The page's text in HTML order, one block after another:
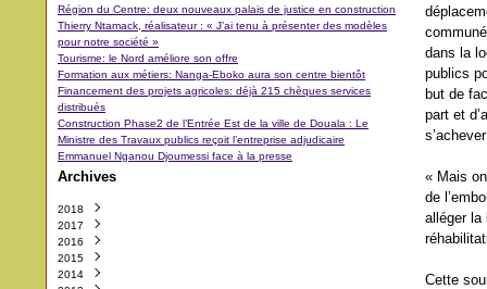
Région du Centre: deux nouveaux palais de justice en construction
Thierry Ntamack, réalisateur : « J’ai tenu à présenter des modèles
pour notre société »
Tourisme: le Nord améliore son offre
Formation aux métiers: Nanga-Eboko aura son centre bientôt
Financement des projets agricoles: déjà 215 chèques services
distribués
Construction Phase2 de l’Entrée Est de la ville de Douala : Le
Ministre des Travaux publics reçoit l’entreprise adjudicaire
Emmanuel Nganou Djoumessi face à la presse
Archives
2018
Octobre
Septembre
Août
Juillet
2017
Décembre
Novembre
Octobre
2016
Décembre
Novembre
2015
Décembre
2014
dans la
publics
but de
part et
« Mais
de
alléger la
Cette